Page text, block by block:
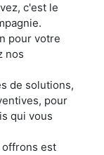
c'est le
pour votre
nos
de solutions,
pour
qui vous
est